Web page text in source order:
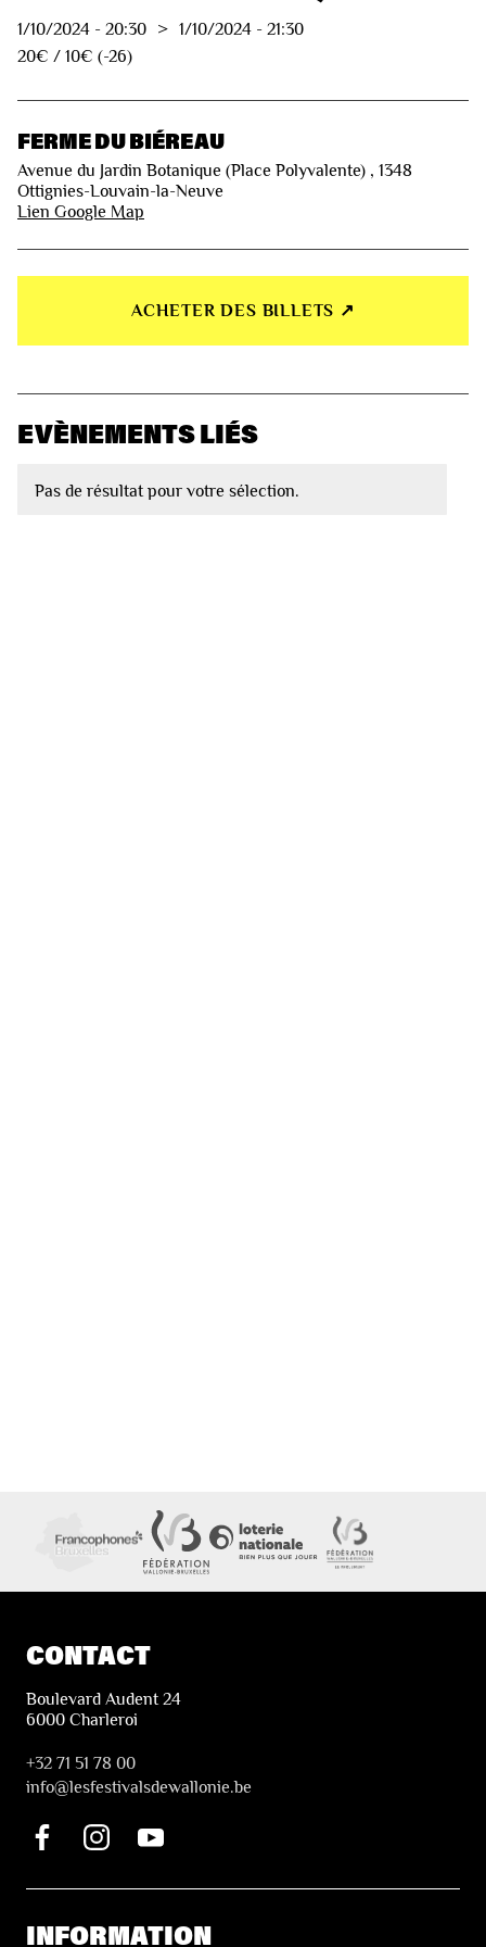
1/10/2024 - 20:30 > 1/10/2024 - 21:30
20€ / 10€ (-26)
FERME DU BIÉREAU
Avenue du Jardin Botanique (Place Polyvalente) , 1348
Ottignies-Louvain-la-Neuve
Lien Google Map
ACHETER DES BILLETS ↗︎
EVÈNEMENTS LIÉS
Pas de résultat pour votre sélection.
CONTACT
Boulevard Audent 24
6000 Charleroi
+32 71 51 78 00
info@lesfestivalsdewallonie.be
INFORMATION